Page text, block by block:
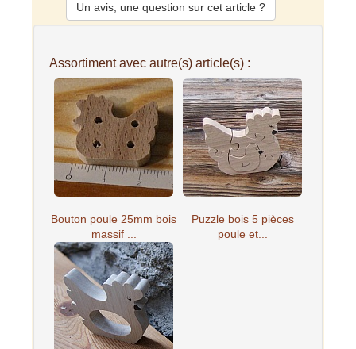
Un avis, une question sur cet article ?
Assortiment avec autre(s) article(s) :
Bouton poule 25mm bois
massif ...
Puzzle bois 5 pièces
poule et...